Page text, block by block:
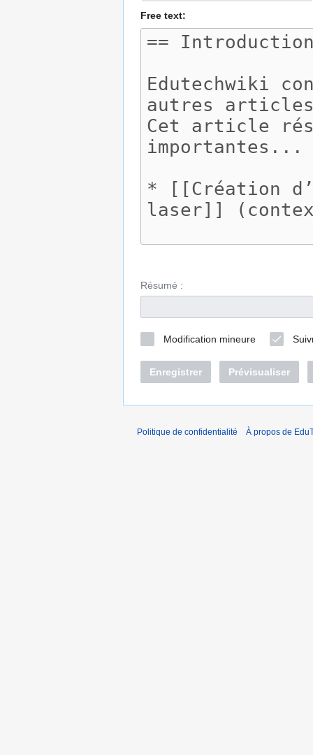
Free text:
Résumé :
Modification mineure
Enregistrer Prévisualiser
Politique de confidentialité À propos de